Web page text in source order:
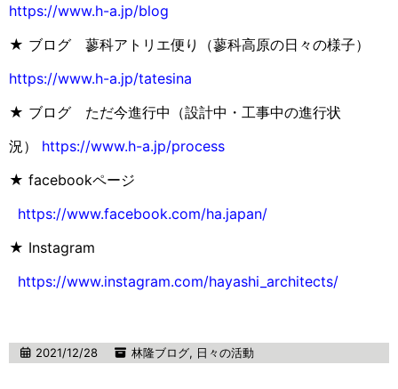
https://www.h-a.jp/blog
★ ブログ 蓼科アトリエ便り（蓼科高原の日々の様子）
https://www.h-a.jp/tatesina
★ ブログ ただ今進行中（設計中・工事中の進行状
況） https://www.h-a.jp/process
★ facebookページ
https://www.facebook.com/ha.japan/
★ Instagram
https://www.instagram.com/hayashi_architects/
2021/12/28 林隆ブログ, 日々の活動